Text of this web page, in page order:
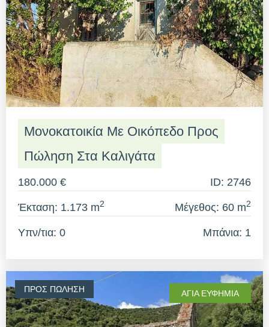
Μονοκατοικία Με Οικόπεδο Προς
Πώληση Στα Καλιγάτα
180.000 € ID: 2746
Έκταση: 1.173 m2 Μέγεθος: 60 m2
Υπν/τια: 0 Μπάνια: 1
ΠΡΟΣ ΠΏΛΗΣΗ ΑΓΊΑ ΕΥΦΗΜΊΑ